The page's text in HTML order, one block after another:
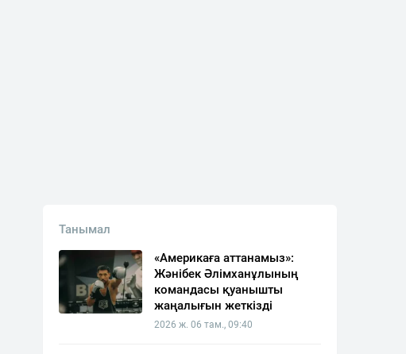
Танымал
«Америкаға аттанамыз»:
Жәнібек Әлімханұлының
командасы қуанышты
жаңалығын жеткізді
2026 ж. 06 там., 09:40